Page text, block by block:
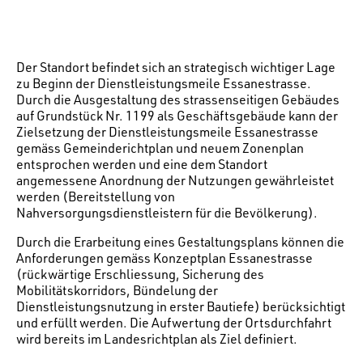
Der Standort befindet sich an strategisch wichtiger Lage
zu Beginn der Dienstleistungsmeile Essanestrasse.
Durch die Ausgestaltung des strassenseitigen Gebäudes
auf Grundstück Nr. 1199 als Geschäftsgebäude kann der
Zielsetzung der Dienstleistungsmeile Essanestrasse
gemäss Gemeinderichtplan und neuem Zonenplan
entsprochen werden und eine dem Standort
angemessene Anordnung der Nutzungen gewährleistet
werden (Bereitstellung von
Nahversorgungsdienstleistern für die Bevölkerung).
Durch die Erarbeitung eines Gestaltungsplans können die
Anforderungen gemäss Konzeptplan Essanestrasse
(rückwärtige Erschliessung, Sicherung des
Mobilitätskorridors, Bündelung der
Dienstleistungsnutzung in erster Bautiefe) berücksichtigt
und erfüllt werden. Die Aufwertung der Ortsdurchfahrt
wird bereits im Landesrichtplan als Ziel definiert.